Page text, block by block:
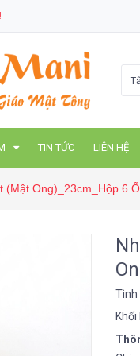
TIN TỨC LIÊN HỆ
(Mật Ong)_23cm_Hộp 6
Tình